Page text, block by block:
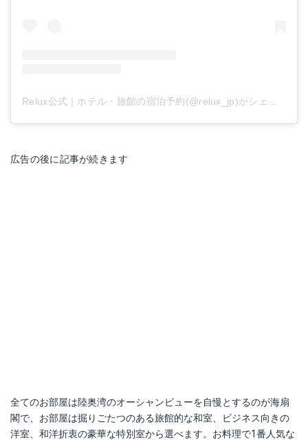
広告の後に記事が続きます
全てのお部屋は陸奥湾のオーシャンビューを自慢とするのが海扇
閣で、お部屋は掘りごたつのある旅館的な和室、ビジネス向きの
洋室、和洋折衷の豪華な特別室から選べます。お料理で1番人気な